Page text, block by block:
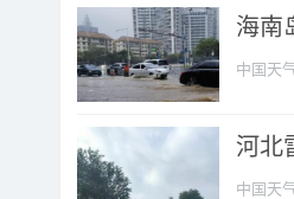
海南
中国天
河北
中国天